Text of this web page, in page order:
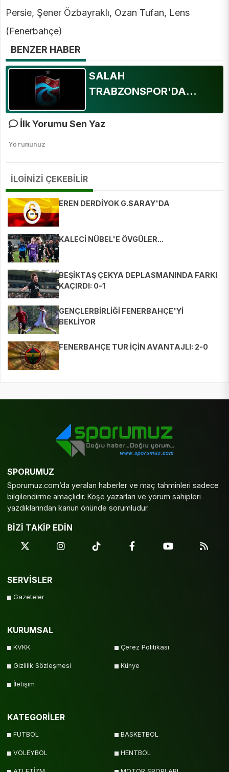
Persie, Şener Özbayraklı, Ozan Tufan, Lens
(Fenerbahçe)
BENZER HABER
SALAH
TRABZONSPOR'DA...
İlk Yorumu Sen Yaz
İLGİNİZİ ÇEKEBİLİR
EREN DERDİYOK G.SARAY'DA
KALECİ NÜBEL'E ÖVGÜLER...
BEŞİKTAŞ ÇEKYA DEPLASMANINDA FARKI
KAÇIRDI: 0-1
GENÇLERBİRLİĞİ FENERBAHÇE'Yİ
BEKLİYOR
FENERBAHÇE TUR İÇİN AVANTAJLI: 2-0
SPORUMUZ
Sporumuz.com’da yeralan haberler ve maç tahminleri sadece
bilgilendirme amaçlıdır. Köşe yazarları ve yorum sahipleri
yazdıklarından kanun önünde sorumludur.
BİZİ TAKİP EDİN
SERVİSLER
Gazeteler
KURUMSAL
KVKK Çerez Politikası
Gizlilik Sözleşmesi Künye
İletişim
KATEGORİLER
FUTBOL BASKETBOL
VOLEYBOL HENTBOL